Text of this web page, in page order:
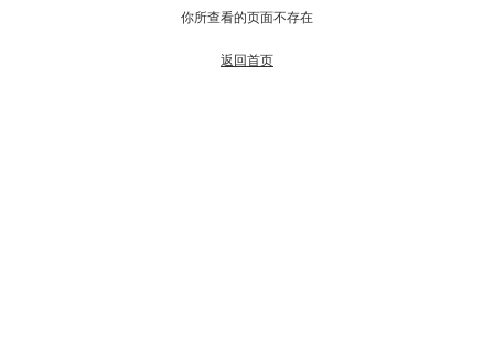
你所查看的页面不存在
返回首页